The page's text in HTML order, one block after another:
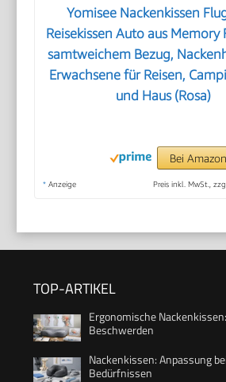
Yomisee Nackenkissen
Reisekissen Auto aus
samtweichem Bezug,
Erwachsene für Reisen,
und Haus (Rosa)
Bei
* Anzeige Preis inkl. MwSt.,
TOP-ARTIKEL
Ergonomische
Beschwerden
Nackenkissen: Anpassung
Bedürfnissen